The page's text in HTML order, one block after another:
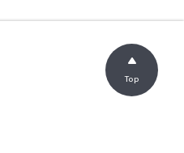
Top